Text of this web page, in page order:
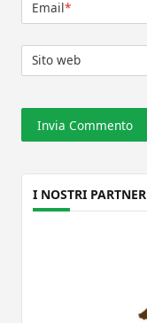
Email*
Sito web
I NOSTRI PARTNER